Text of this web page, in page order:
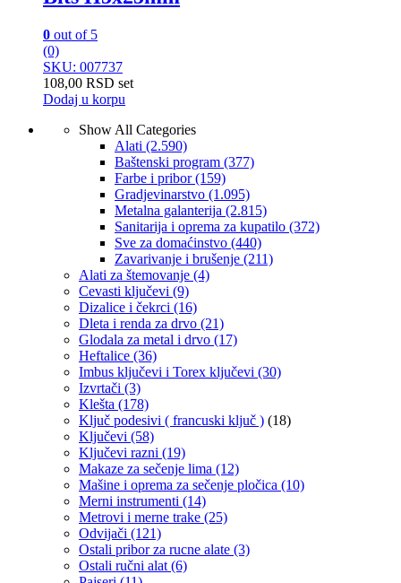
0 out of 5
(0)
SKU: 007737
108,00 RSD set
Dodaj u korpu
Show All Categories
Alati (2.590)
Baštenski program (377)
Farbe i pribor(159)
Gradjevinarstvo (1.095)
Metalna galanterija (2.815)
Sanitarija i oprema za kupatilo (372)
Sve za domaćinstvo (440)
Zavarivanje i brušenje (211)
Alati za štemovanje (4)
Cevasti ključevi (9)
Dizalice i čekrci (16)
Dleta i renda za drvo (21)
Glodala za metal i drvo (17)
Heftalice (36)
Imbus ključevi i Torex ključevi (30)
Izvrtači (3)
Klešta (178)
Ključ podesivi ( francuski ključ ) (18)
Ključevi (58)
Ključevi razni (19)
Makaze za sečenje lima (12)
Mašine i oprema za sečenje pločica (10)
Merni instrumenti (14)
Metrovi i merne trake (25)
Odvijači (121)
Ostali pribor za rucne alate (3)
Ostali ručni alat (6)